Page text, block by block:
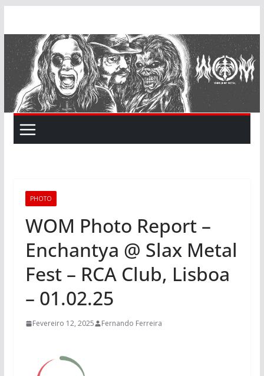
content
PHOTO
WOM Photo Report –
Enchantya @ Slax Metal
Fest – RCA Club, Lisboa
– 01.02.25
Fevereiro 12, 2025 Fernando Ferreira